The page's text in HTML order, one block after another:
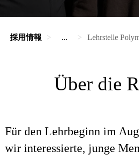
採用情報 ... Lehrstelle
Über die
Für den Lehrbeginn im
wir interessierte, junge